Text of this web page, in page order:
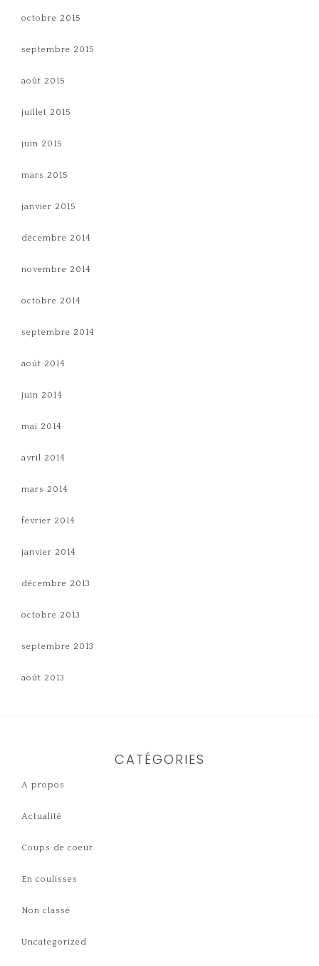
octobre 2015
septembre 2015
août 2015
juillet 2015
juin 2015
mars 2015
janvier 2015
décembre 2014
novembre 2014
octobre 2014
septembre 2014
août 2014
juin 2014
mai 2014
avril 2014
mars 2014
février 2014
janvier 2014
décembre 2013
octobre 2013
septembre 2013
août 2013
CATÉGORIES
A propos
Actualité
Coups de coeur
En coulisses
Non classé
Uncategorized